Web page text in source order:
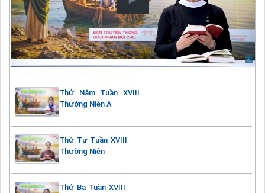
Thứ Năm Tuần XVIII
Thường Niên A
Thứ Tư Tuần XVIII
Thường Niên
Thứ Ba Tuần XVIII